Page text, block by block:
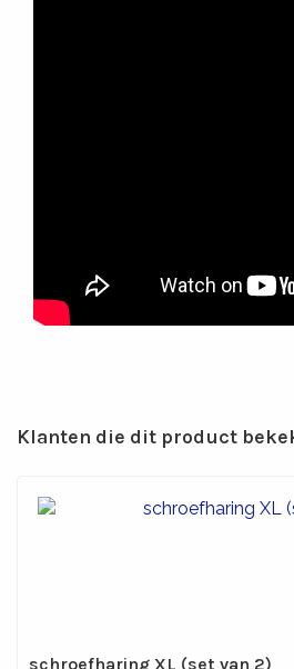
Klanten die dit product
schroefharing XL (set van 2)